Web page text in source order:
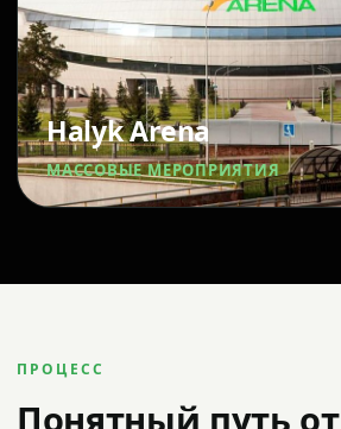
Halyk Arena
МАССОВЫЕ МЕРОПРИЯТИЯ
ПРОЦЕСС
Понятный путь от